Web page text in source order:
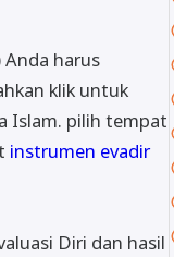
harus
klik untuk
Islam. pilih tempat
instrumen evadir
Diri dan hasil